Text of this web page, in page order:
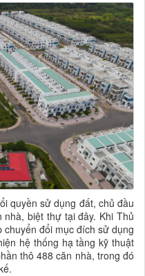
quyền sử dụng đất, chủ đầu
biệt thự tại đây. Khi Thủ
đổi mục đích sử dụng
hệ thống hạ tầng kỹ thuật
thô 488 căn nhà, trong đó